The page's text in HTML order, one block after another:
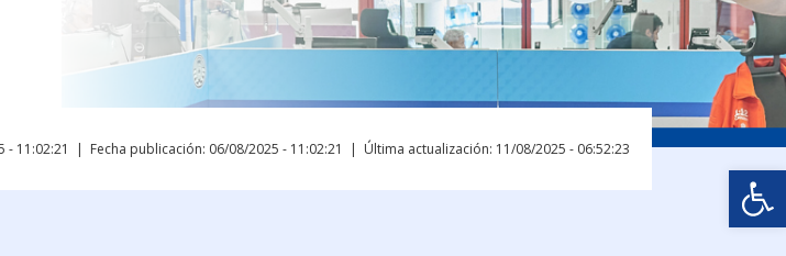
Última actualización: 11/08/2025 - 06:52:23
Fecha publicación: 06/08/2025 - 11:02:21
- 11:02:21